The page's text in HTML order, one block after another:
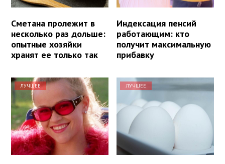
Сметана пролежит в
несколько раз дольше:
опытные хозяйки
хранят ее только так
Индексация пенсий
работающим: кто
получит максимальную
прибавку
ЛУЧШЕЕ ЛУЧШЕЕ